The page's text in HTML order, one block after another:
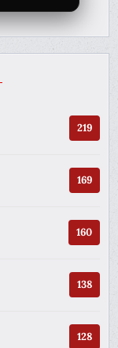
219
169
160
138
128